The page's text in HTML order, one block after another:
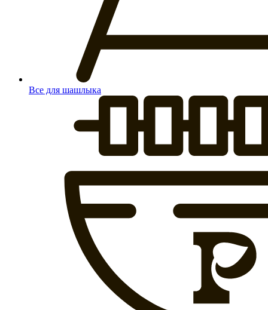
Все для шашлыка